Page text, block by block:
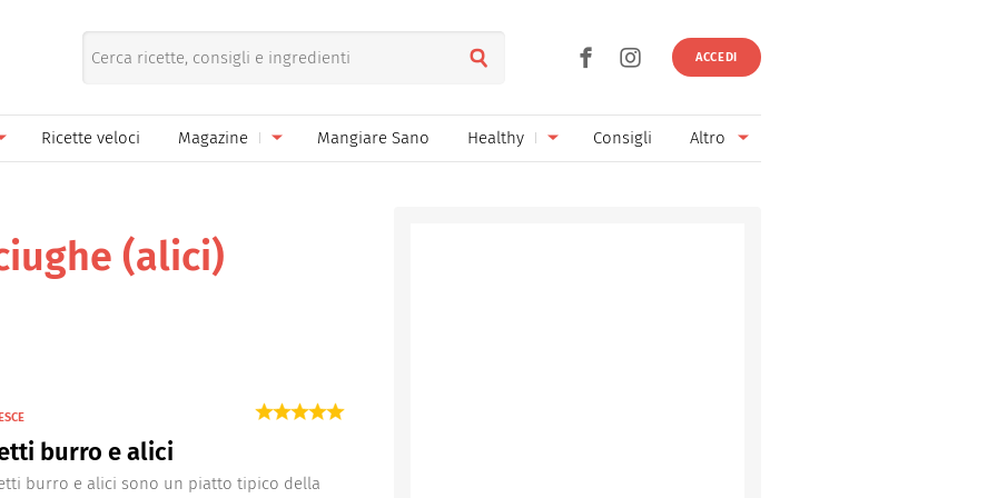
ACCEDI
Pane pizza focacce
Salse e sughi
Ricette di base
Bevande
Donna
Ricette veloci Magazine Mangiare Sano Healthy Consigli Altro
(alici)
burro e alici
burro e alici sono un piatto tipico della